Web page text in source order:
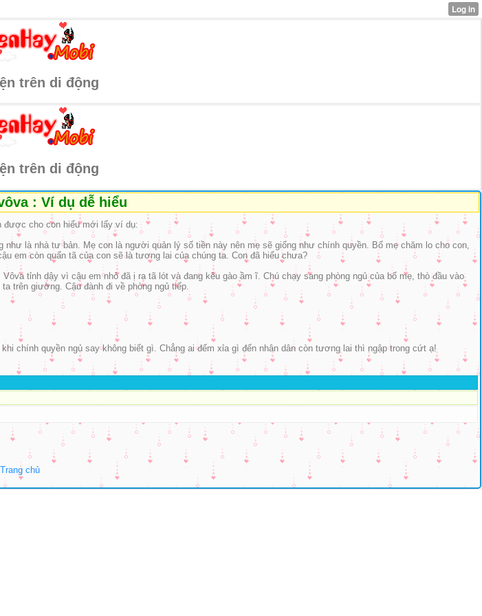
trên di động
trên di động
: Ví dụ dễ hiểu
được cho con hiểu mới lấy ví dụ:
là nhà tư bản. Mẹ con là người quản lý số tiền này nên mẹ sẽ giống như chính quyền. Bố mẹ chăm lo cho con,
em còn quấn tã của con sẽ là tương lai của chúng ta. Con đã hiểu chưa?
tỉnh dậy vì cậu em nhỏ đã ị ra tã lót và đang kêu gào ầm ĩ. Chú chạy sang phòng ngủ của bố mẹ, thò đầu vào
trên giường. Cậu đành đi về phòng ngủ tiếp.
chính quyền ngủ say không biết gì. Chẳng ai đếm xỉa gì đến nhân dân còn tương lai thì ngập trong cứt ạ!
Trang chủ